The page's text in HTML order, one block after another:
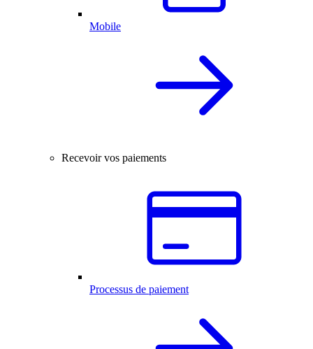
Mobile
Recevoir vos paiements
Processus de paiement